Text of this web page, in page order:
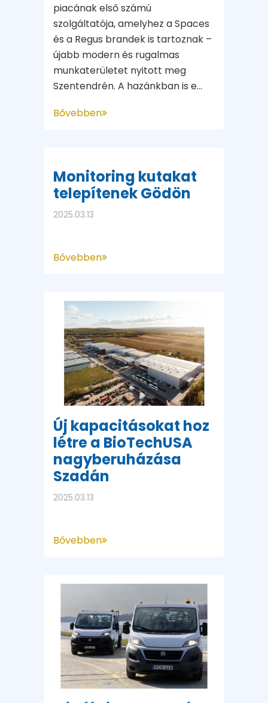
piacának első számú
szolgáltatója, amelyhez a Spaces
és a Regus brandek is tartoznak –
újabb modern és rugalmas
munkaterületet nyitott meg
Szentendrén. A hazánkban is e...
Bővebben
Monitoring kutakat
telepítenek Gödön
2025.03.13
Bővebben
Új kapacitásokat hoz
létre a BioTechUSA
nagyberuházása
Szadán
2025.03.13
Bővebben